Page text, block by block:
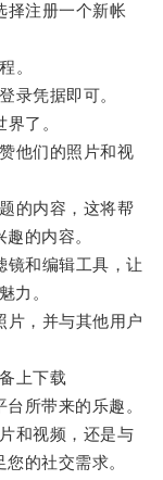
注册一个新帐
。
凭据即可。
了。
他们的照片和视
的内容，这将帮
的内容。
和编辑工具，让
力。
，并与其他用户
上下载
所带来的乐趣。
和视频，还是与
的社交需求。